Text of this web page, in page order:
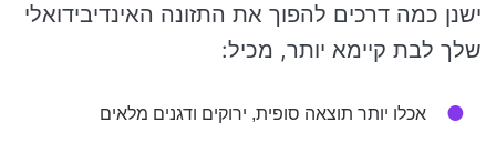
ישנן כמה דרכים להפוך את התזונה האינדיבידואלי
שלך לבת קיימא יותר, מכיל:
אכלו יותר תוצאה סופית, ירוקים ודגנים מלאים